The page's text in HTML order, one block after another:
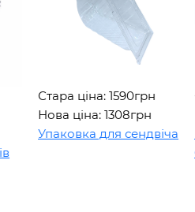
Стара ціна: 1590грн
Нова ціна: 1308грн
Упаковка для сендвіча